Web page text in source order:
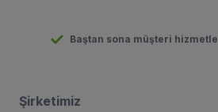
Baştan sona müşteri
Şirketimiz